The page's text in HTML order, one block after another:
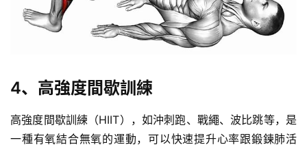
4、高強度間歇訓練
高強度間歇訓練（HIIT），如沖刺跑、戰繩、波比跳等，是
一種有氧結合無氧的運動，可以快速提升心率跟鍛鍊肺活